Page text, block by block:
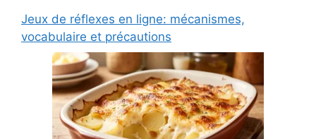
Jeux de réflexes en ligne: mécanismes,
vocabulaire et précautions